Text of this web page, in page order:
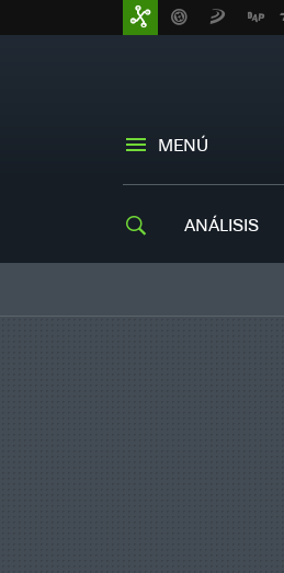
MENÚ
ANÁLISIS